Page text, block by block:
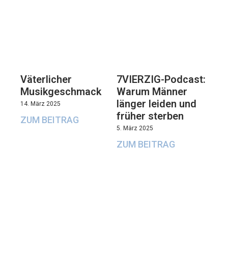
Väterlicher
Musikgeschmack
14. März 2025
ZUM BEITRAG
7VIERZIG-Podcast:
Warum Männer
länger leiden und
früher sterben
5. März 2025
ZUM BEITRAG